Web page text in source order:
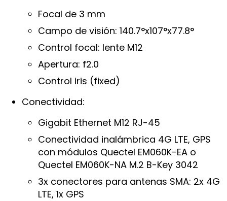
Focal de 3 mm
Campo de visión: 140.7°x107°x77.8°
Control focal: lente M12
Apertura: f2.0
Control iris (fixed)
Conectividad:
Gigabit Ethernet M12 RJ-45
Conectividad inalámbrica 4G LTE, GPS
con módulos Quectel EM060K-EA o
Quectel EM060K-NA M.2 B-Key 3042
3x conectores para antenas SMA: 2x 4G
LTE, 1x GPS